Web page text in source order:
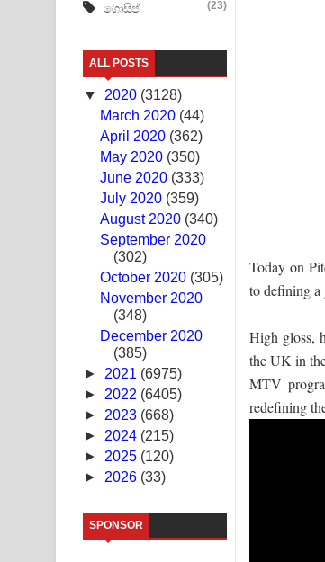
Sorry Sir Song Lyrics - සොරි සර්
Mathaka Aluthin Liyanna Song
Sandak Awith Song Lyrics - සඳක්
Swetha Sande Song Lyrics -
Ma Igili Giya Lyrics - මා ඉගිලී ගියා
Ras Balan Song Lyrics - රැස් බලන්
Hoda sihiyen Song Lyrics - හොද
Awanken Song Lyrics - අවංකෙන්
Manobhawa Song Lyrics -
Akahe Indala Song Lyrics -
Raawaya Song Lyrics - රාවය
Kaalaya Song Lyrics - කාලය ගීතයේ
ගොසිප් (23)
ALL POSTS
▼ 2020 (3128)
March 2020 (44)
April 2020 (362)
May 2020 (350)
June 2020 (333)
July 2020 (359)
August 2020 (340)
September 2020
(302)
October 2020 (305)
November 2020
(348)
December 2020
(385)
► 2021 (6975)
► 2022 (6405)
► 2023 (668)
► 2024 (215)
► 2025 (120)
► 2026 (33)
SPONSOR
Today on
to defining
High gloss,
the UK in
MTV
redefining